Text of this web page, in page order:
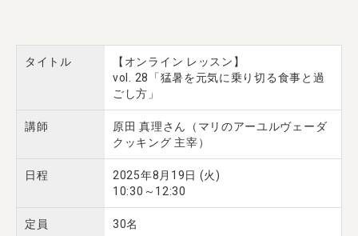
タイトル
【オンライン レッスン】
vol. 28「猛暑を元気に乗り切る食事と過
ごし方」
講師
原田 真理さん（マリのアーユルヴェーダ
クッキング 主宰）
日程
2025年8月19日 (火)
10:30～12:30
定員 30名